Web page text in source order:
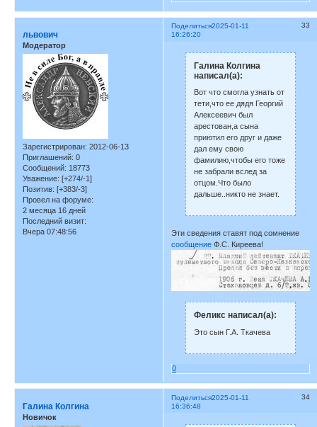
Поделиться 33
2025-01-11
16:26:20
львович
Модератор
Зарегистрирован: 2012-06-13
Приглашений: 0
Сообщений: 18773
Уважение: [+274/-1]
Позитив: [+383/-3]
Провел на форуме:
2 месяца 16 дней
Последний визит:
Вчера 07:48:56
Галина Колгина
написал(а):
Вот что смогла узнать от
тети,что ее дядя Георгий
Алексеевич был
арестован,а сына
приютил его друг и даже
дал ему свою
фамилию,чтобы его тоже
не забрали вслед за
отцом.Что было
дальше..никто не знает.
Эти сведения ставят под сомнение
сообщение Ф.С. Киреева!
Феликс написал(а):
Это сын Г.А. Ткачева
0
Поделиться 34
2025-01-11
16:36:48
Галина Колгина
Новичок